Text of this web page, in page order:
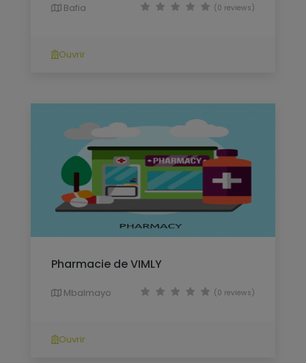
Bafia (0 reviews)
Ouvrir
Pharmacie de VIMLY
Mbalmayo (0 reviews)
Ouvrir